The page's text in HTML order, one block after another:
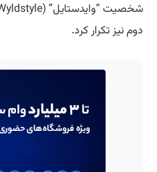
دوم نیز تکرار کرد.